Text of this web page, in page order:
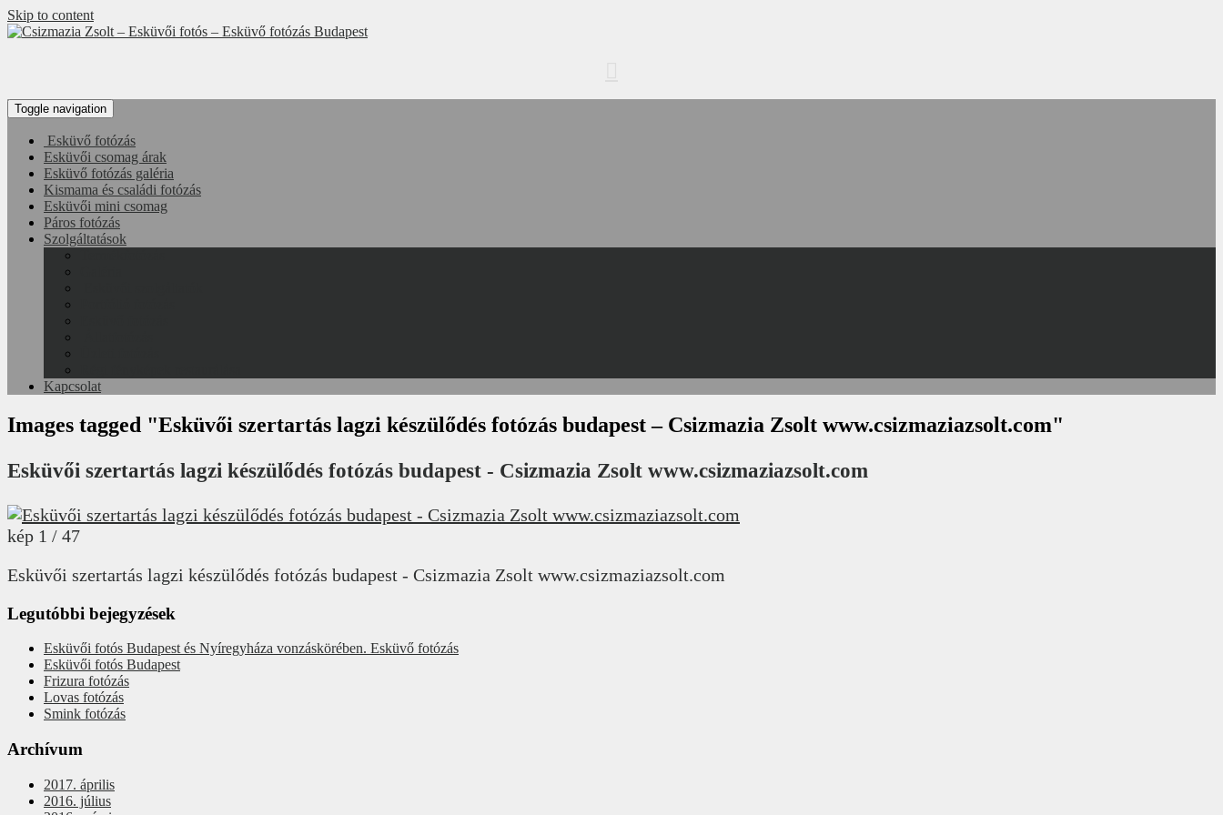
Skip to content
Toggle navigation
Esküvő fotózás
Esküvői csomag árak
Esküvő fotózás galéria
Kismama és családi fotózás
Esküvői mini csomag
Páros fotózás
Szolgáltatások
Kapcsolat
Images tagged "Esküvői szertartás lagzi készülődés fotózás budapest – Csizmazia Zsolt www.csizmaziazsolt.com"
Esküvői szertartás lagzi készülődés fotózás budapest - Csizmazia Zsolt www.csizmaziazsolt.com
kép 1 / 47
Esküvői szertartás lagzi készülődés fotózás budapest - Csizmazia Zsolt www.csizmaziazsolt.com
Legutóbbi bejegyzések
Esküvői fotós Budapest és Nyíregyháza vonzáskörében. Esküvő fotózás
Esküvői fotós Budapest
Frizura fotózás
Lovas fotózás
Smink fotózás
Archívum
2017. április
2016. július